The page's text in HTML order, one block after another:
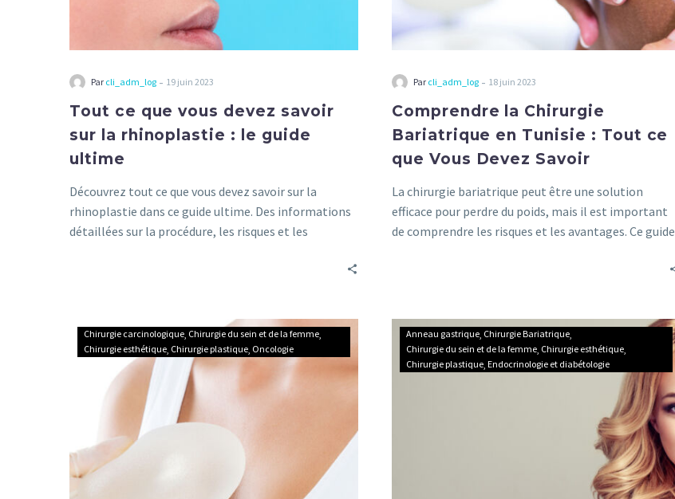
ultime
Par cli_adm_log - 19 juin 2023
Tout ce que vous devez savoir
sur la rhinoplastie : le guide
ultime
Découvrez tout ce que vous devez savoir sur la
rhinoplastie dans ce guide ultime. Des informations
détaillées sur la procédure, les risques et les
Savoir
Par cli_adm_log - 18 juin 2023
Comprendre la Chirurgie
Bariatrique en Tunisie : Tout ce
que Vous Devez Savoir
La chirurgie bariatrique peut être une solution
efficace pour perdre du poids, mais il est important
de comprendre les risques et les avantages. Ce guide
Tout
ce
que
savoir
prothèse
Chirurgie carcinologique Chirurgie du sein et de la femme
Chirurgie esthétique Chirurgie plastique Oncologie
Traitement
de
l’obésité
Anneau gastrique Chirurgie Bariatrique
Chirurgie du sein et de la femme Chirurgie esthétique
Chirurgie plastique Endocrinologie et diabétologie